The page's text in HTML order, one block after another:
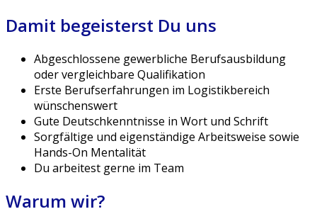
Damit begeisterst Du uns
Abgeschlossene gewerbliche Berufsausbildung
oder vergleichbare Qualifikation
Erste Berufserfahrungen im Logistikbereich
wünschenswert
Gute Deutschkenntnisse in Wort und Schrift
Sorgfältige und eigenständige Arbeitsweise sowie
Hands-On Mentalität
Du arbeitest gerne im Team
Warum wir?